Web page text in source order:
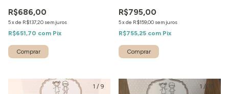
R$686,00
5xde R$137,20 sem juros
R$651,70 com Pix
Comprar
R$795,00
5xde R$159,00 sem juros
R$755,25 com Pix
Comprar
1 / 9 1 / 10